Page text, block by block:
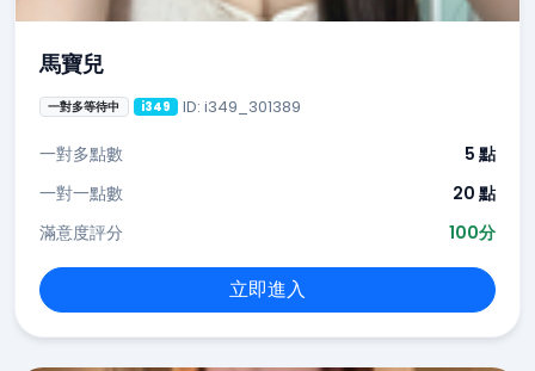
馬寶兒
一對多等待中 i349 ID: i349_301389
一對多點數
5 點
一對一點數
20 點
滿意度評分
100分
立即進入